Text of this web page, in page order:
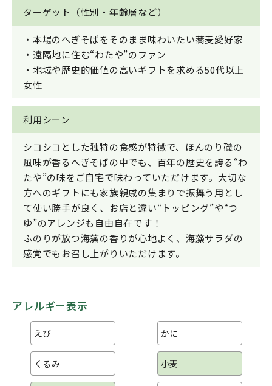
ターゲット（性別・年齢層など）
・本場のへぎそばをそのまま味わいたい蕎麦愛好家
・遠隔地に住む“わたや”のファン
・地域や歴史的価値の高いギフトを求める50代以上
女性
利用シーン
シコシコとした独特の食感が特徴で、ほんのり磯の
風味が香るへぎそばの中でも、百年の歴史を誇る“わ
たや”の味をご自宅で味わっていただけます。大切な
方へのギフトにも家族親戚の集まりで振舞う用とし
て使い勝手が良く、お店と違い“トッピング”や“つ
ゆ”のアレンジも自由自在です！
ふのりが放つ海藻の香りが心地よく、海藻サラダの
感覚でもお召し上がりいただけます。
アレルギー表示
えび かに
くるみ 小麦